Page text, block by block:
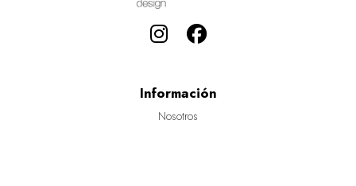
Información
Nosotros